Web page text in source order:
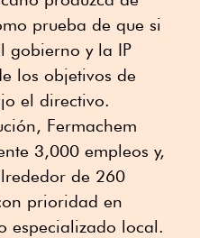
prueba de que si
gobierno y la IP
los objetivos de
el directivo.
Fermachem
3,000 empleos y,
de 260
prioridad en
especializado local.